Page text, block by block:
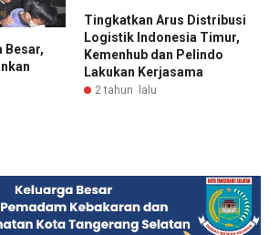
Besar,
Tingkatkan Arus Distribusi
Logistik Indonesia Timur,
Kemenhub dan Pelindo
Lakukan Kerjasama
2 tahun lalu